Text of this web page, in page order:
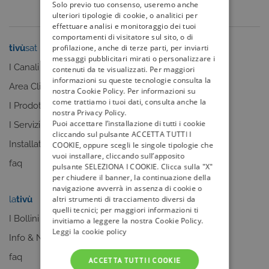
tivùsat
I Canali
Area Clienti
I Prodotti
I Servizi
Installatori
faq
tivù la guida
I programmi
I canali
La Guida +
faq
lativù
I Bollini
Info & News
faq
mytivù
Solo previo tuo consenso, useremo anche
ulteriori tipologie di cookie, o analitici per
effettuare analisi e monitoraggio dei tuoi
comportamenti di visitatore sul sito, o di
profilazione, anche di terze parti, per inviarti
messaggi pubblicitari mirati o personalizzare i
contenuti da te visualizzati. Per maggiori
informazioni su queste tecnologie consulta la
nostra Cookie Policy. Per informazioni su
come trattiamo i tuoi dati, consulta anche la
nostra Privacy Policy.
Puoi accettare l’installazione di tutti i cookie
cliccando sul pulsante ACCETTA TUTTI I
COOKIE, oppure scegli le singole tipologie che
vuoi installare, cliccando sull’apposito
pulsante SELEZIONA I COOKIE. Clicca sulla "X"
per chiudere il banner, la continuazione della
navigazione avverrà in assenza di cookie o
altri strumenti di tracciamento diversi da
quelli tecnici; per maggiori informazioni ti
invitiamo a leggere la nostra Cookie Policy.
Leggi la cookie policy
ACCETTA TUTTI I COOKIE